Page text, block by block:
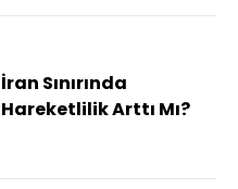
İran Sınırında
Hareketlilik Arttı Mı?